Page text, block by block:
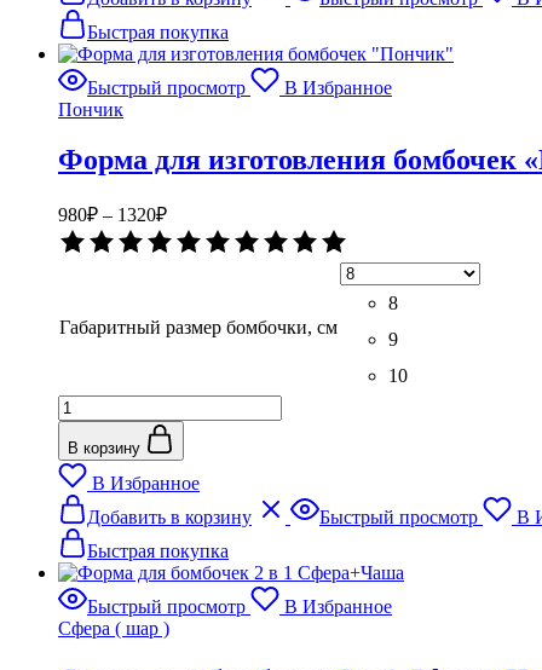
товар
несколько
вариаций.
Опции
на
странице
Быстрая покупка
Быстрый просмотр
В Избранное
Пончик
Форма для изготовления бомбочек
980₽ – 1320₽Диапазон
цен:
980₽
0
из
Габаритный размер бомбочки, см
8
9
10
Количество
товара
Форма
для
изготовления
бомбочек
"Пончик"
В корзину
В Избранное
Добавить в корзину
Этот
товар
несколько
вариаций.
Опции
Быстрый просмотр
В
Быстрая покупка
Быстрый просмотр
В Избранное
Сфера ( шар )